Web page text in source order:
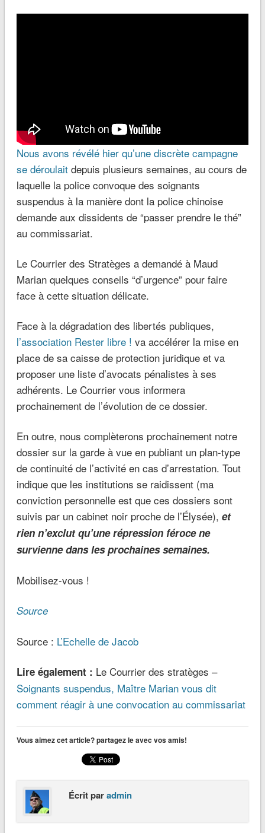
Nous avons révélé hier qu’une discrète campagne
se déroulaitdepuis plusieurs semaines, au cours de
laquelle la police convoque des soignants
suspendus à la manière dont la police chinoise
demande aux dissidents de “passer prendre le thé”
au commissariat.
Le Courrier des Stratèges a demandé à Maud
Marian quelques conseils “d’urgence” pour faire
face à cette situation délicate.
Face à la dégradation des libertés publiques,
l’association Rester libre ! va accélérer la mise en
place de sa caisse de protection juridique et va
proposer une liste d’avocats pénalistes à ses
adhérents. Le Courrier vous informera
prochainement de l’évolution de ce dossier.
En outre, nous complèterons prochainement notre
dossier sur la garde à vue en publiant un plan-type
de continuité de l’activité en cas d’arrestation. Tout
indique que les institutions se raidissent (ma
conviction personnelle est que ces dossiers sont
suivis par un cabinet noir proche de l’Élysée), et
rien n’exclut qu’une répression féroce ne
survienne dans les prochaines semaines.
Mobilisez-vous !
Source
Source : L’Echelle de Jacob
Lire également : Le Courrier des stratèges –
Soignants suspendus, Maître Marian vous dit
comment réagir à une convocation au commissariat
Vous aimez cet article? partagez le avec vos amis!
Écrit paradmin